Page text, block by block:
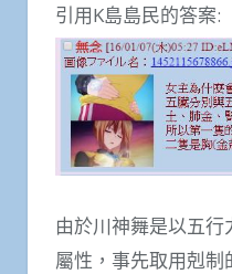
引用K島島民的答案:
由於川神舞是以五
屬性，事先取用剋